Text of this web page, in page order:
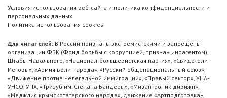
Условия использования веб-сайта и политика конфиденциальности и
персональных данных
Политика использования cookies
Для читателей: В России признаны экстремистскими и запрещены
организации ФБК (Фонд борьбы с коррупцией, признан иноагентом),
Штабы Навального, «Национал-большевистская партия», «Свидетели
Иеговы», «Армия воли народа», «Русский общенациональный союз»,
«Движение против нелегальной иммиграции», «Правый сектор», УНА-
УНСО, УПА, «Тризуб им. Степана Бандеры», «Мизантропик дивижн»,
«Меджлис крымскотатарского народа», движение «Артподготовка»,